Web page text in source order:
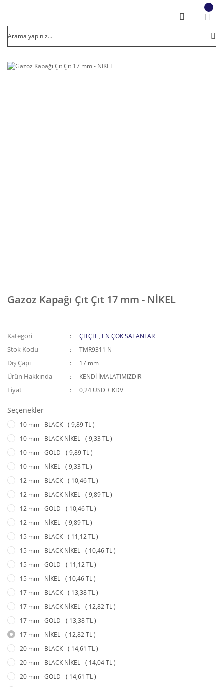
Gazoz Kapağı Çıt Çıt 17 mm - NİKEL
Kategori ÇITÇIT , EN ÇOK SATANLAR
Stok Kodu TMR9311 N
Dış Çapı 17 mm
Ürün Hakkında KENDİ İMALATIMIZDIR
Fiyat 0,24 USD + KDV
Seçenekler
10 mm - BLACK - ( 9,89 TL )
10 mm - BLACK NİKEL - ( 9,33 TL )
10 mm - GOLD - ( 9,89 TL )
10 mm - NİKEL - ( 9,33 TL )
12 mm - BLACK - ( 10,46 TL )
12 mm - BLACK NİKEL - ( 9,89 TL )
12 mm - GOLD - ( 10,46 TL )
12 mm - NİKEL - ( 9,89 TL )
15 mm - BLACK - ( 11,12 TL )
15 mm - BLACK NİKEL - ( 10,46 TL )
15 mm - GOLD - ( 11,12 TL )
15 mm - NİKEL - ( 10,46 TL )
17 mm - BLACK - ( 13,38 TL )
17 mm - BLACK NİKEL - ( 12,82 TL )
17 mm - GOLD - ( 13,38 TL )
17 mm - NİKEL - ( 12,82 TL )
20 mm - BLACK - ( 14,61 TL )
20 mm - BLACK NİKEL - ( 14,04 TL )
20 mm - GOLD - ( 14,61 TL )